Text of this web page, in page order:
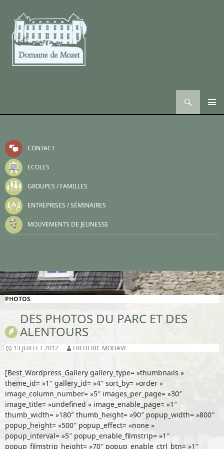
CONTACT
ECOLES
GROUPES / FAMILLES
ENTREPRISES / SÉMINAIRES
MOUVEMENTS DE JEUNESSE
PHOTOS
DES PHOTOS DU PARC ET DES
ALENTOURS
13 JUILLET 2012 FREDERIC MODAVE
[Best_Wordpress_Gallery gallery_type= »thumbnails »
theme_id= »1″ gallery_id= »4″ sort_by= »order »
image_column_number= »5″ images_per_page= »30″
image_title= »undefined » image_enable_page= »1″
thumb_width= »180″ thumb_height= »90″ popup_width= »800″
popup_height= »500″ popup_effect= »none »
popup_interval= »5″ popup_enable_filmstrip= »1″
popup_filmstrip_height= »70″ popup_enable_ctrl_btn= »1″